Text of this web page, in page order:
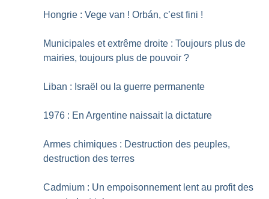
Hongrie : Vege van ! Orbán, c’est fini !
Municipales et extrême droite : Toujours plus de
mairies, toujours plus de pouvoir ?
Liban : Israël ou la guerre permanente
1976 : En Argentine naissait la dictature
Armes chimiques : Destruction des peuples,
destruction des terres
Cadmium : Un empoisonnement lent au profit des